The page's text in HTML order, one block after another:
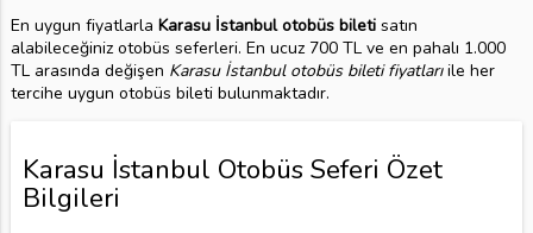
En uygun fiyatlarla Karasu İstanbul otobüs biletisatın
alabileceğiniz otobüs seferleri. En ucuz 700 TL ve en pahalı 1.000
TL arasında değişen Karasu İstanbul otobüs bileti fiyatlarıile her
tercihe uygun otobüs bileti bulunmaktadır.
Karasu İstanbul Otobüs Seferi Özet
Bilgileri